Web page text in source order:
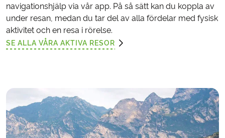
navigationshjälp via vår app. På så sätt kan du koppla av
under resan, medan du tar del av alla fördelar med fysisk
aktivitet och en resa i rörelse.
SE ALLA VÅRA AKTIVA RESOR